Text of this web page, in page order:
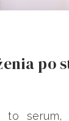
po
to serum,